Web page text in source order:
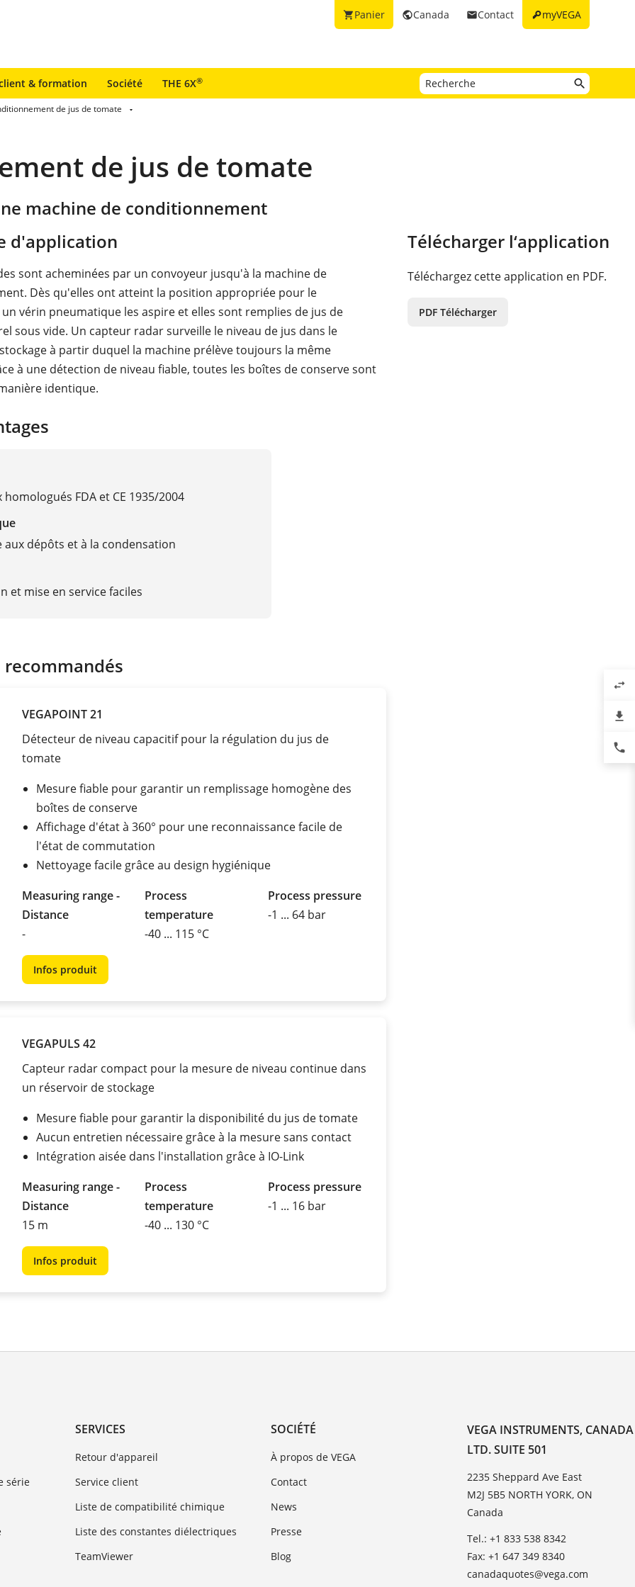
keymyVEGA
emailContact
publicCanada
shopping_cartPanier
& formation Société THE 6X®
de jus de tomate
de jus de tomate
machine de conditionnement
d'application
sont acheminées par un convoyeur jusqu'à la machine de
Dès qu'elles ont atteint la position appropriée pour le
vérin pneumatique les aspire et elles sont remplies de jus de
sous vide. Un capteur radar surveille le niveau de jus dans le
à partir duquel la machine prélève toujours la même
à une détection de niveau fiable, toutes les boîtes de conserve sont
identique.
FDA et CE 1935/2004
aux dépôts et à la condensation
et mise en service faciles
VEGAPOINT 21
Détecteur de niveau capacitif pour la régulation du jus de
tomate
Mesure fiable pour garantir un remplissage homogène des
boîtes de conserve
Affichage d'état à 360° pour une reconnaissance facile de
l'état de commutation
Nettoyage facile grâce au design hygiénique
Measuring range -
Distance
-
Process
temperature
-40 ... 115 °C
Process pressure
-1 ... 64 bar
Infos produit
VEGAPULS 42
Capteur radar compact pour la mesure de niveau continue dans
un réservoir de stockage
Mesure fiable pour garantir la disponibilité du jus de tomate
Aucun entretien nécessaire grâce à la mesure sans contact
Intégration aisée dans l'installation grâce à IO-Link
Measuring range -
Distance
15 m
Process
temperature
-40 ... 130 °C
Process pressure
-1 ... 16 bar
Infos produit
Télécharger l‘application
Téléchargez cette application en PDF.
PDF Télécharger
série
SERVICES
Retour d'appareil
Service client
Liste de compatibilité chimique
Liste des constantes diélectriques
TeamViewer
SOCIÉTÉ
À propos de VEGA
Contact
News
Presse
Blog
VEGA INSTRUMENTS, CANADA
LTD. SUITE 501
2235 Sheppard Ave East
M2J 5B5 NORTH YORK, ON
Canada
Tel.: +1 833 538 8342
Fax: +1 647 349 8340
canadaquotes@vega.com
swap_horiz
file_download
phone